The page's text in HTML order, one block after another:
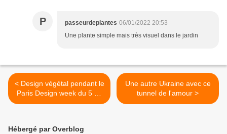
P passeurdeplantes 06/01/2022 20:53
Une plante simple mais très visuel dans le jardin
< Design végétal pendant le
Paris Design week du 5 au
12 septembre 2015
Une autre Ukraine avec ce
tunnel de l'amour >
Hébergé par Overblog